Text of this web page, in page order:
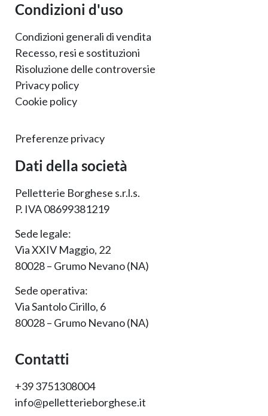
Condizioni d'uso
Condizioni generali di vendita
Recesso, resi e sostituzioni
Risoluzione delle controversie
Privacy policy
Cookie policy
Preferenze privacy
Dati della società
Pelletterie Borghese s.r.l.s.
P. IVA 08699381219
Sede legale:
Via XXIV Maggio, 22
80028 – Grumo Nevano (NA)
Sede operativa:
Via Santolo Cirillo, 6
80028 – Grumo Nevano (NA)
Contatti
+39 3751308004
info@pelletterieborghese.it